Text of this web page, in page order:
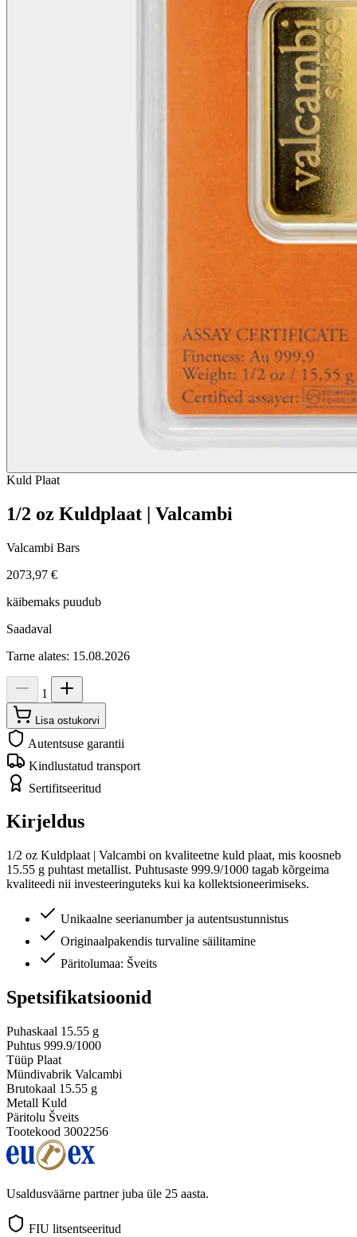
Kuld Plaat
1/2 oz Kuldplaat | Valcambi
Valcambi Bars
2073,97 €
käibemaks puudub
Saadaval
Tarne alates: 15.08.2026
1
Lisa ostukorvi
Autentsuse garantii
Kindlustatud transport
Sertifitseeritud
Kirjeldus
1/2 oz Kuldplaat | Valcambi on kvaliteetne kuld plaat, mis koosneb
15.55 g puhtast metallist. Puhtusaste 999.9/1000 tagab kõrgeima
kvaliteedi nii investeeringuteks kui ka kollektsioneerimiseks.
Unikaalne seerianumber ja autentsustunnistus
Originaalpakendis turvaline säilitamine
Päritolumaa: Šveits
Spetsifikatsioonid
Puhaskaal 15.55 g
Puhtus 999.9/1000
Tüüp Plaat
Mündivabrik Valcambi
Brutokaal 15.55 g
Metall Kuld
Päritolu Šveits
Tootekood 3002256
Usaldusväärne partner juba üle 25 aasta.
FIU litsentseeritud